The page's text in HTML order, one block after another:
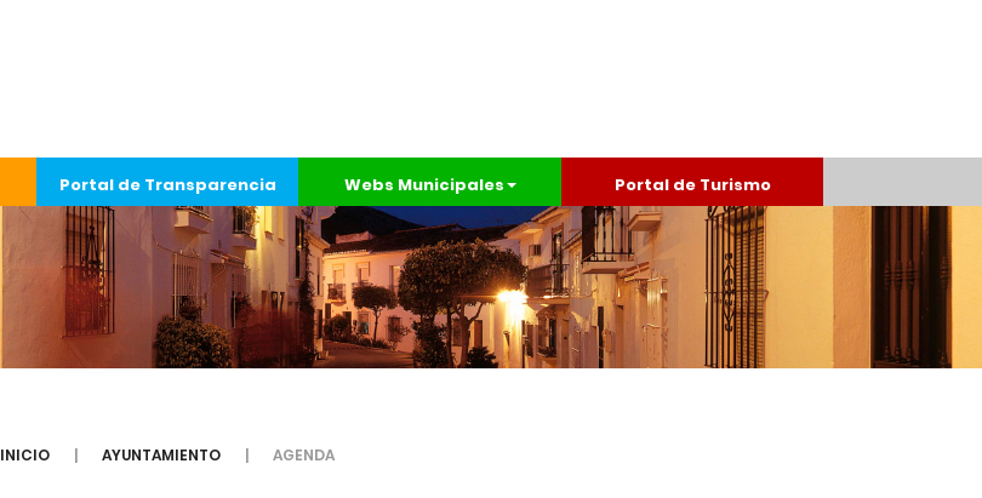
Portal de Transparencia Webs Municipales Portal de Turismo
INICIO AYUNTAMIENTO AGENDA